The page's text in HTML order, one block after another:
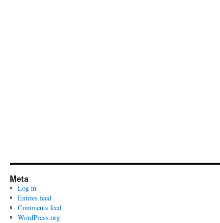
Meta
Log in
Entries feed
Comments feed
WordPress.org